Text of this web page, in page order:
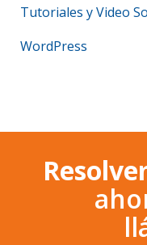
Tutoriales y Video
WordPress